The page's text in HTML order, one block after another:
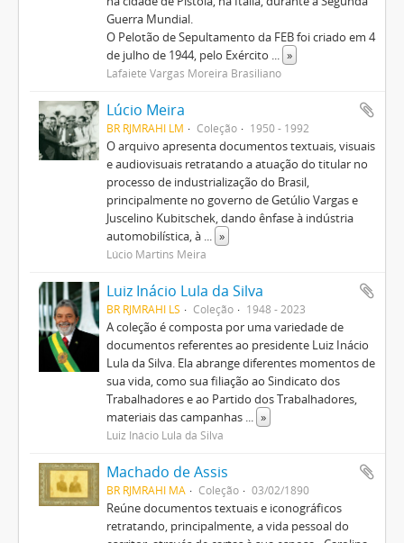
Guerra Mundial.
O Pelotão de Sepultamento da FEB foi criado em 4
de julho de 1944, pelo Exército ... »
Lafaiete Vargas Moreira Brasiliano
Lúcio Meira
BR RJMRAHI LM Coleção 1950 - 1992
O arquivo apresenta documentos textuais, visuais
e audiovisuais retratando a atuação do titular no
processo de industrialização do Brasil,
principalmente no governo de Getúlio Vargas e
Juscelino Kubitschek, dando ênfase à indústria
automobilística, à ... »
Lúcio Martins Meira
Luiz Inácio Lula da Silva
BR RJMRAHI LS Coleção 1948 - 2023
A coleção é composta por uma variedade de
documentos referentes ao presidente Luiz Inácio
Lula da Silva. Ela abrange diferentes momentos de
sua vida, como sua filiação ao Sindicato dos
Trabalhadores e ao Partido dos Trabalhadores,
materiais das campanhas ... »
Luiz Inácio Lula da Silva
Machado de Assis
BR RJMRAHI MA Coleção 03/02/1890
Reúne documentos textuais e iconográficos
retratando, principalmente, a vida pessoal do